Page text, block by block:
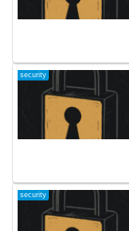
security
security